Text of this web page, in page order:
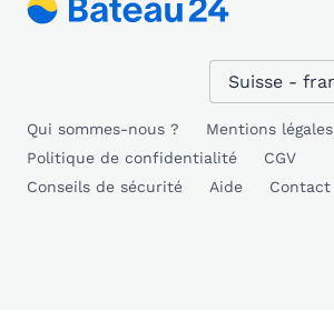
Qui sommes-nous ?
Mentions légales
Politique de confidentialité
CGV
Conseils de sécurité
Aide Contact